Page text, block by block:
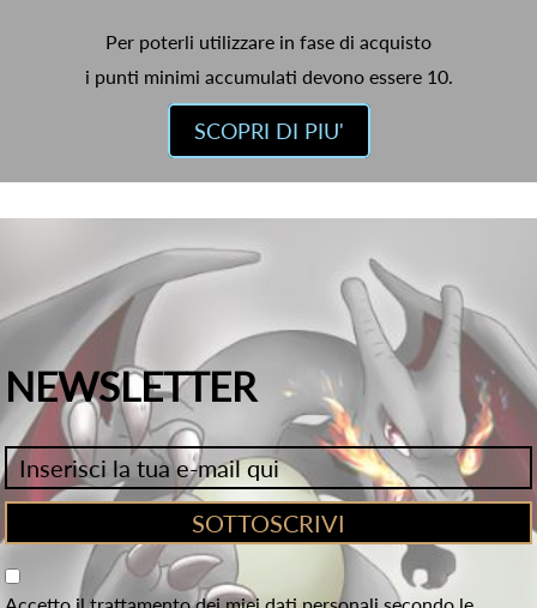
Per poterli utilizzare in fase di acquisto
i punti minimi accumulati devono essere 10.
SCOPRI DI PIU'
NEWSLETTER